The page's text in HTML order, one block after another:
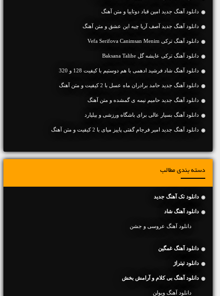
دانلود آهنگ جديد امین قباد دوتاییا و متن آهنگ
دانلود آهنگ جديد آصف آریا چیه این عشق و متن آهنگ
دانلود آهنگ ترکی Vefa Serifova Canimsan Menim
دانلود آهنگ ترکی عایشه گل Baksana Talihe
دانلود آهنگ شاد فرشید ادهمی با هم دوستیم با کیفیت 128 و 320
دانلود آهنگ جديد حامد برادران ماه عسل با 2 کیفیت و متن آهنگ
دانلود آهنگ جديد حامیم نیمه ی گمشده و متن آهنگ
دانلود آهنگ بسیار عالی برای باشگاه ورزشی و بیلیارد
دانلود آهنگ جديد امیر فرجام گفتی پاییز میای با 2 کیفیت و متن آهنگ
دسته بندی مطالب
دانلود تک آهنگ جدید
دانلود آهنگ شاد
دانلود آهنگ عروسی و جشن
دانلود آهنگ غمگین
دانلود تیتراژ
دانلود آهنگ بی کلام و آرامش بخش
دانلود آهنگ ویولن